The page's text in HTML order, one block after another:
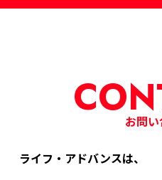
お問
ライフ・アドバンスは、